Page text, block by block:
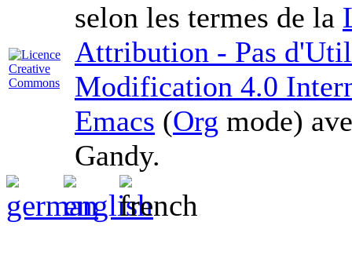
selon les termes de la
Attribution - Pas
Modification 4.0
Emacs (Org mode)
Gandy.